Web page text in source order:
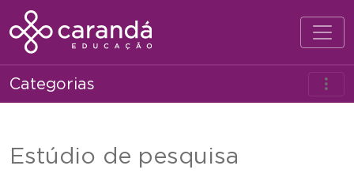
Categorias
Estúdio de pesquisa